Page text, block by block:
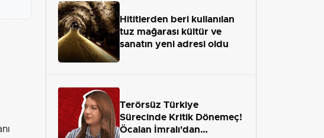
Hititlerden beri kullanılan
tuz mağarası kültür ve
sanatın yeni adresi oldu
Terörsüz Türkiye
Sürecinde Kritik Dönemeç!
Öcalan İmralı'dan